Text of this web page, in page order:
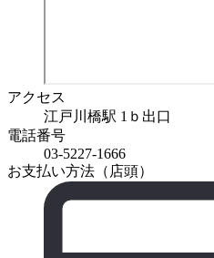
アクセス
江戸川橋駅 1ｂ出口
電話番号
03-5227-1666
お支払い方法（店頭）